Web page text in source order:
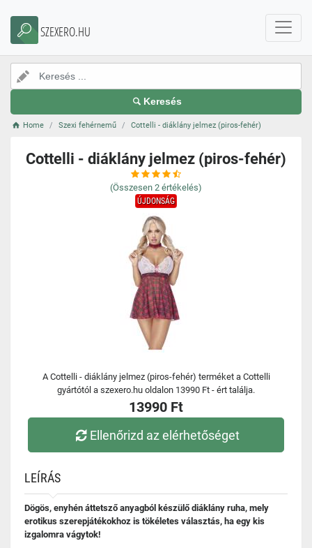
SZEXERO.HU
Keresés
Home Szexi fehérnemű Cottelli - diáklány jelmez (piros-fehér)
Cottelli - diáklány jelmez (piros-fehér)
(Összesen 2 értékelés)
ÚJDONSÁG
A Cottelli - diáklány jelmez (piros-fehér) terméket a Cottelli
gyártótól a szexero.hu oldalon 13990 Ft - ért találja.
13990 Ft
Ellenőrizd az elérhetőséget
LEÍRÁS
Dögös, enyhén áttetsző anyagból készülő diáklány ruha, mely
erotikus szerepjátékokhoz is tökéletes választás, ha egy kis
izgalomra vágytok!